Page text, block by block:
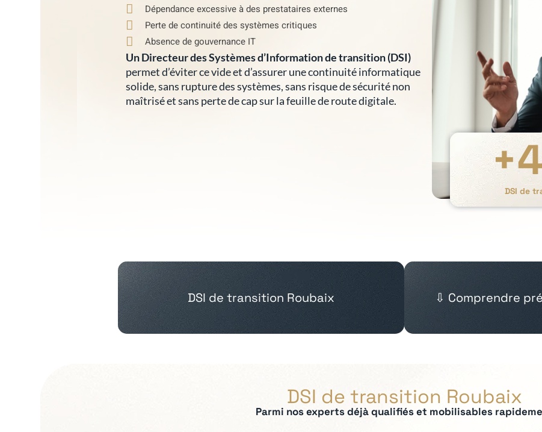
Dépendance excessive à des prestataires externes
Perte de continuité des systèmes critiques
Absence de gouvernance IT
Un Directeur des Systèmes d’Information de transition (DSI)
permet d’éviter ce vide et d’assurer une continuité informatique
solide, sans rupture des systèmes, sans risque de sécurité non
maîtrisé et sans perte de cap sur la feuille de route digitale.
DSI de
+
DSI de transition Roubaix ⇩ Comprendre
DSI de transition Roubaix
Parmi nos experts déjà qualifiés et mobilisables